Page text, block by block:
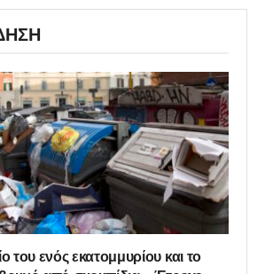
του ενός εκατομμυρίου και το